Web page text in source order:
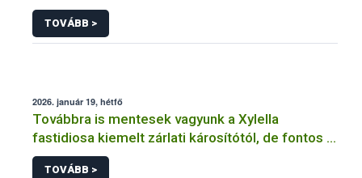
határérték csökkentése miatt
TOVÁBB >
2026. január 19, hétfő
Továbbra is mentesek vagyunk a Xylella
fastidiosa kiemelt zárlati károsítótól, de fontos a
megelőzés
TOVÁBB >